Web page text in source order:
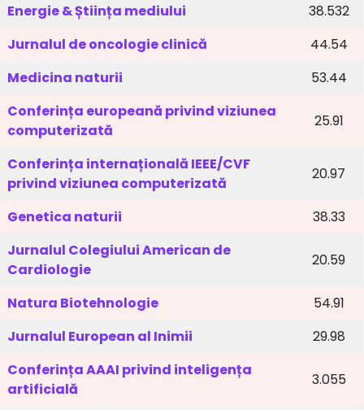
Energie & Știința mediului
38.532
Jurnalul de oncologie clinică
44.54
Medicina naturii
53.44
Conferința europeană privind viziunea
computerizată
25.91
Conferința internațională IEEE/CVF
privind viziunea computerizată
20.97
Genetica naturii
38.33
Jurnalul Colegiului American de
Cardiologie
20.59
Natura Biotehnologie
54.91
Jurnalul European al Inimii
29.98
Conferința AAAI privind inteligența
artificială
3.055